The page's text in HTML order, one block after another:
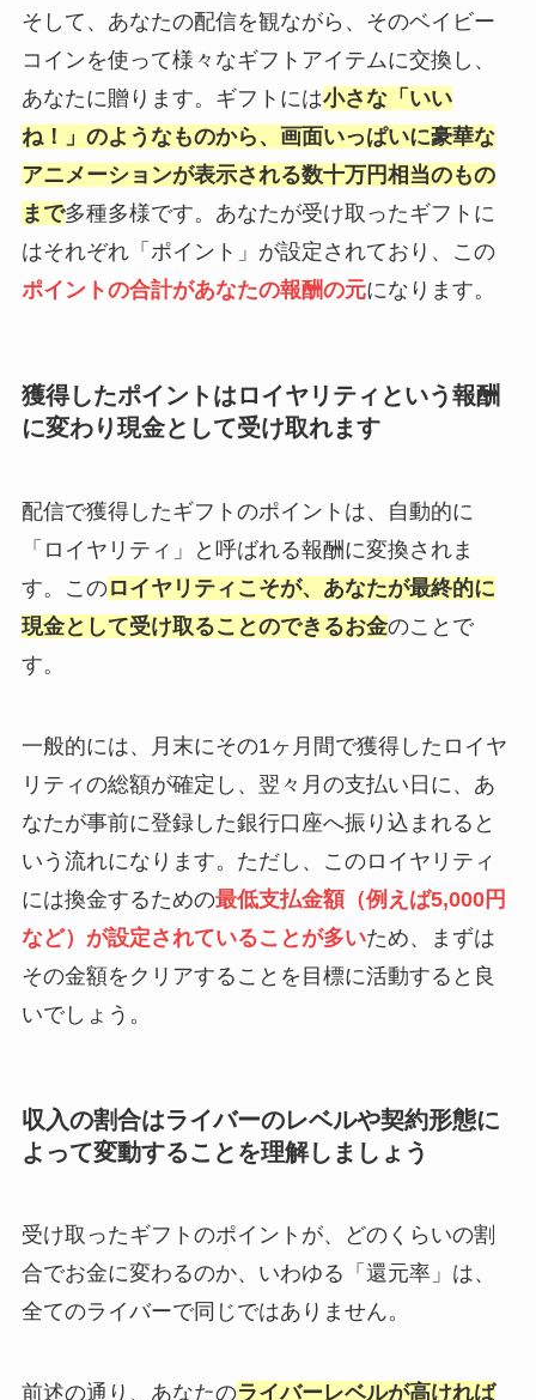
そして、あなたの配信を観ながら、そのベイビー
コインを使って様々なギフトアイテムに交換し、
あなたに贈ります。ギフトには小さな「いい
ね！」のようなものから、画面いっぱいに豪華な
アニメーションが表示される数十万円相当のもの
まで多種多様です。あなたが受け取ったギフトに
はそれぞれ「ポイント」が設定されており、この
ポイントの合計があなたの報酬の元になります。
獲得したポイントはロイヤリティという報酬
に変わり現金として受け取れます
配信で獲得したギフトのポイントは、自動的に
「ロイヤリティ」と呼ばれる報酬に変換されま
す。このロイヤリティこそが、あなたが最終的に
現金として受け取ることのできるお金のことで
す。
一般的には、月末にその1ヶ月間で獲得したロイヤ
リティの総額が確定し、翌々月の支払い日に、あ
なたが事前に登録した銀行口座へ振り込まれると
いう流れになります。ただし、このロイヤリティ
には換金するための最低支払金額（例えば5,000円
など）が設定されていることが多いため、まずは
その金額をクリアすることを目標に活動すると良
いでしょう。
収入の割合はライバーのレベルや契約形態に
よって変動することを理解しましょう
受け取ったギフトのポイントが、どのくらいの割
合でお金に変わるのか、いわゆる「還元率」は、
全てのライバーで同じではありません。
前述の通り、あなたのライバーレベルが高ければ